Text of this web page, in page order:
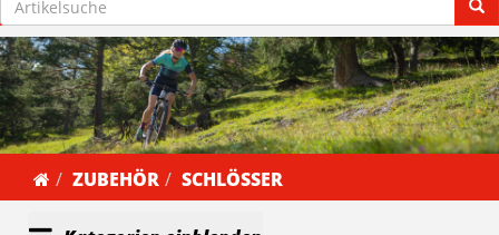
ZUBEHÖR SCHLÖSSER